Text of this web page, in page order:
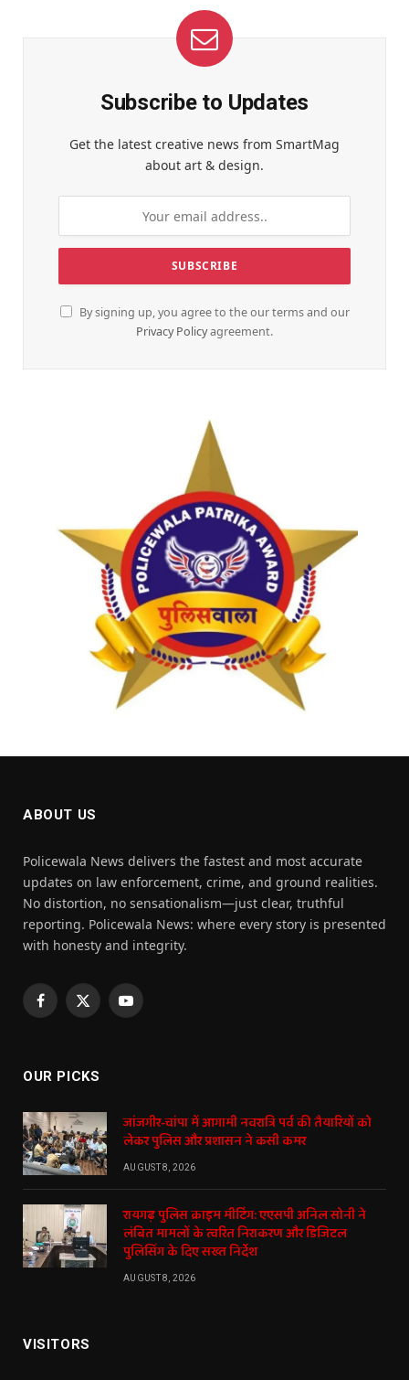
Subscribe to Updates
Get the latest creative news from SmartMag
about art & design.
By signing up, you agree to the our terms and our
Privacy Policyagreement.
ABOUT US
Policewala News delivers the fastest and most accurate
updates on law enforcement, crime, and ground realities.
No distortion, no sensationalism—just clear, truthful
reporting. Policewala News: where every story is presented
with honesty and integrity.
Facebook
X
YouTube
OUR PICKS
जांजगीर-चांपा में आगामी नवरात्रि पर्व की तैयारियों को
लेकर पुलिस और प्रशासन ने कसी कमर
AUGUST 8, 2026
रायगढ़ पुलिस क्राइम मीटिंग: एएसपी अनिल सोनी ने
लंबित मामलों के त्वरित निराकरण और डिजिटल
पुलिसिंग के दिए सख्त निर्देश
AUGUST 8, 2026
VISITORS